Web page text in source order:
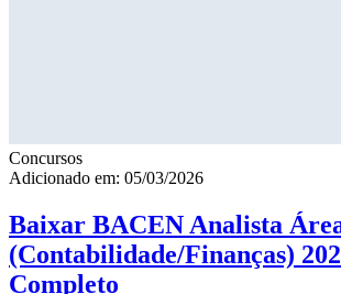
Concursos
Adicionado em: 05/03/2026
Baixar BACEN Analista
(Contabilidade/Finanças)
Completo